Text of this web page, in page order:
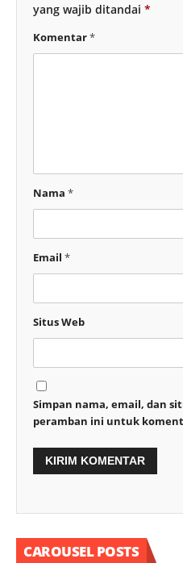
yang wajib ditandai *
Komentar*
Nama *
Email *
Situs Web
Simpan nama, email, dan
peramban ini untuk
CAROUSEL POSTS